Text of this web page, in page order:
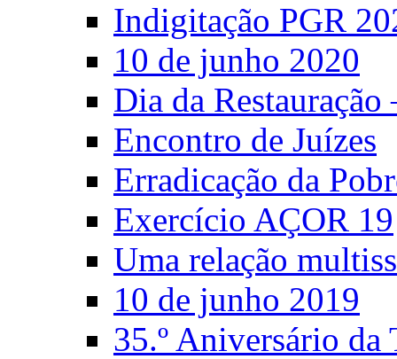
Indigitação PGR
10 de junho 2020
Dia da
Encontro de Juízes
Erradicação da
Exercício AÇOR 19
Uma relação
10 de junho 2019
35.º Aniversário